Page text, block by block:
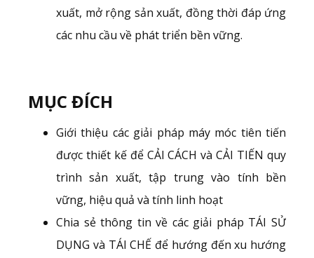
xuất, mở rộng sản xuất, đồng thời đáp ứng
các nhu cầu về phát triển bền vững.
MỤC ĐÍCH
Giới thiệu các giải pháp máy móc tiên tiến
được thiết kế để CẢI CÁCH và CẢI TIẾN quy
trình sản xuất, tập trung vào tính bền
vững, hiệu quả và tính linh hoạt
Chia sẻ thông tin về các giải pháp TÁI SỬ
DỤNG và TÁI CHẾ để hướng đến xu hướng